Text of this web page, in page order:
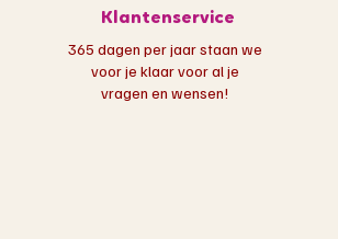
Klantenservice
365 dagen per jaar staan we
voor je klaar voor al je
vragen en wensen!